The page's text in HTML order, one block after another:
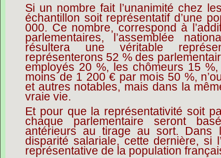
Si un nombre fait l’unanimité chez
échantillon soit représentatif d’une
000. Ce nombre, correspond à
parlementaires, l’assemblée
résultera une véritable
représenterons 52 % des
employés 20 %, les chômeurs 15
moins de 1 200 € par mois 50 %,
et autres notables, mais dans la
vraie vie.
Et pour que la représentativité soit
chaque parlementaire seront
antérieurs au tirage au sort.
disparité salariale, cette dernière, si
représentative de la population